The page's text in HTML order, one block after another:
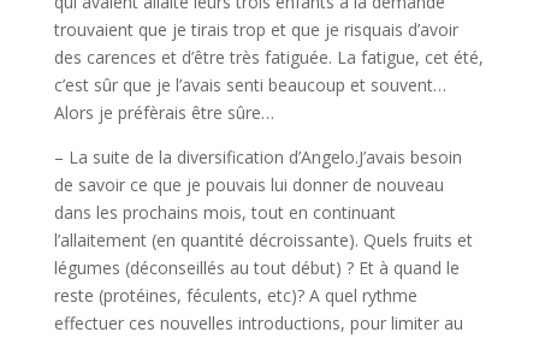
trouvaient que je tirais trop et que je risquais d’avoir
des carences et d’être très fatiguée. La fatigue, cet été,
c’est sûr que je l’avais senti beaucoup et souvent…
Alors je préfèrais être sûre…
– La suite de la diversification d’Angelo.J’avais besoin
de savoir ce que je pouvais lui donner de nouveau
dans les prochains mois, tout en continuant
l’allaitement (en quantité décroissante). Quels fruits et
légumes (déconseillés au tout début) ? Et à quand le
reste (protéines, féculents, etc)? A quel rythme
effectuer ces nouvelles introductions, pour limiter au